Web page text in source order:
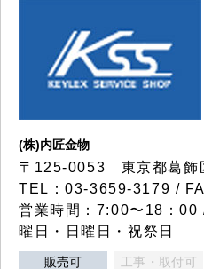
(株)内匠金物
〒125-0053 東京都葛飾
TEL：03-3659-3179 /
営業時間：7:00〜18：00
曜日・日曜日・祝祭日
販売可 工事・取付可